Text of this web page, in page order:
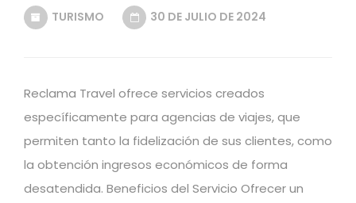
TURISMO 30 DE JULIO DE 2024
Reclama Travel ofrece servicios creados
específicamente para agencias de viajes, que
permiten tanto la fidelización de sus clientes, como
la obtención ingresos económicos de forma
desatendida. Beneficios del Servicio Ofrecer un